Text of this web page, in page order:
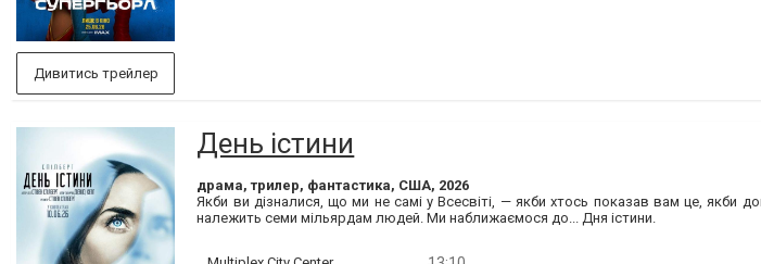
Дивитись трейлер
День істини
драма, трилер, фантастика, США, 2026
Якби ви дізналися, що ми не самі у Всесвіті, — якби хтось показав вам це, якби
належить семи мільярдам людей. Ми наближаємося до... Дня істини.